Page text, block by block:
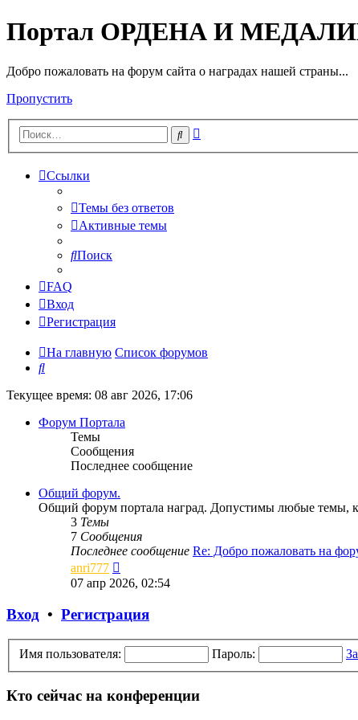
Портал ОРДЕНА И
Добро пожаловать на форум сайта о наградах нашей страны...
Пропустить
Поиск
Ссылки
Темы без ответов
Активные темы
Поиск
FAQ
Вход
Регистрация
На главную Список форумов
Поиск
Текущее время: 08 авг 2026, 17:06
Форум Портала
Темы
Сообщения
Последнее сообщение
Общий форум.
Общий форум портала наград. Допустимы любые темы,
3 Темы
7 Сообщения
Последнее сообщение Re: Добро пожаловать на
anri777
к
07 апр 2026, 02:54
Вход • Регистрация
Имя пользователя: Пароль:
Кто сейчас на конференции